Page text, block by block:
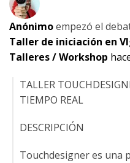
Anónimoempezó el
Taller de iniciación en
Talleres / Workshop
TALLER
TIEMPO REAL
DESCRIPCIÓN
Touchdesigner es una